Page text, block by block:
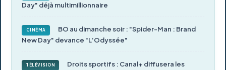
Day" déjà multimillionnaire
CINÉMA
BO au dimanche soir : "Spider-Man : Brand
New Day" devance "L’Odyssée"
TÉLÉVISION
Droits sportifs : Canal+ diffusera les